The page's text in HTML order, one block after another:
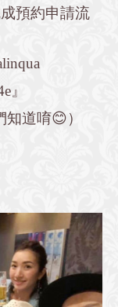
預約申請流
』
道唷😊）